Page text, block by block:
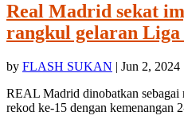
Real Madrid sekat
rangkul gelaran
by FLASH SUKAN | Jun 2, 2024
REAL Madrid dinobatkan sebagai
rekod ke-15 dengan kemenangan